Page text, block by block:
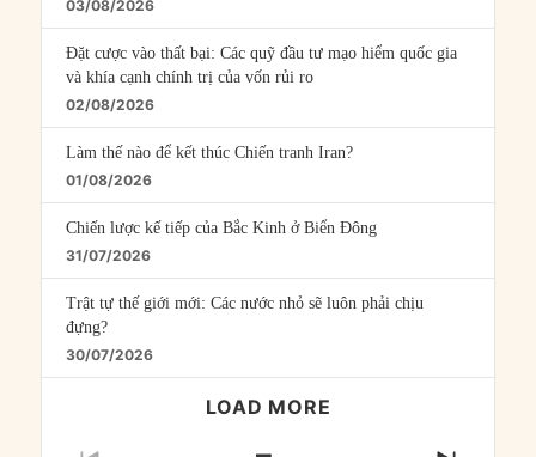
03/08/2026
Đặt cược vào thất bại: Các quỹ đầu tư mạo hiểm quốc gia
và khía cạnh chính trị của vốn rủi ro
02/08/2026
Làm thế nào để kết thúc Chiến tranh Iran?
01/08/2026
Chiến lược kế tiếp của Bắc Kinh ở Biển Đông
31/07/2026
Trật tự thế giới mới: Các nước nhỏ sẽ luôn phải chịu
đựng?
30/07/2026
LOAD MORE